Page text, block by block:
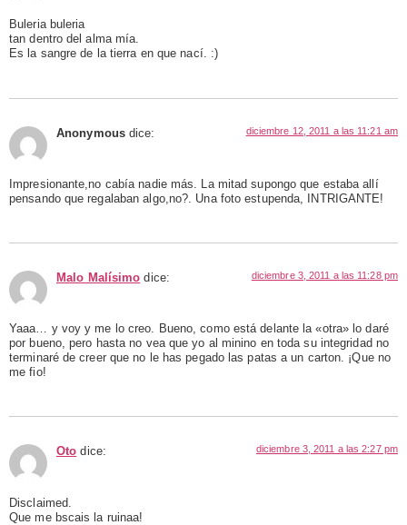
Buleria buleria
tan dentro del alma mía.
Es la sangre de la tierra en que nací. :)
Anonymous dice: diciembre 12, 2011 a las 11:21 am
Impresionante,no cabía nadie más. La mitad supongo que estaba allí
pensando que regalaban algo,no?. Una foto estupenda, INTRIGANTE!
Malo Malísimo dice: diciembre 3, 2011 a las 11:28 pm
Yaaa… y voy y me lo creo. Bueno, como está delante la «otra» lo daré
por bueno, pero hasta no vea que yo al minino en toda su integridad no
terminaré de creer que no le has pegado las patas a un carton. ¡Que no
me fio!
Oto dice: diciembre 3, 2011 a las 2:27 pm
Disclaimed.
Que me bscais la ruinaa!